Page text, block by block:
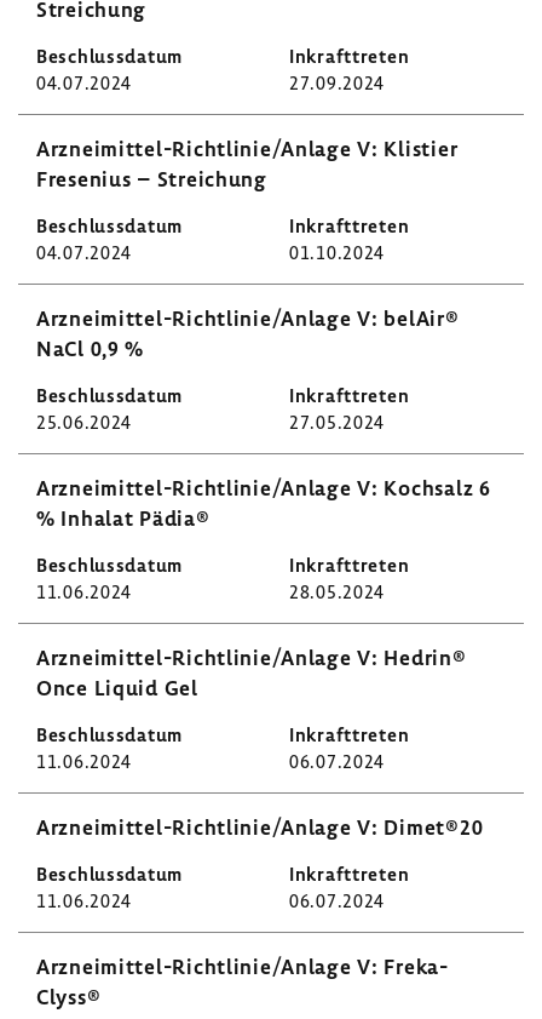
Strei­chung
04.07.2024 27.09.2024
Arzneimittel-​Richtlinie/Anlage V: Klis­tier
Frese­nius – Strei­chung
04.07.2024 01.10.2024
Arzneimittel-​Richtlinie/Anlage V: belAir®
NaCl 0,9 %
25.06.2024 27.05.2024
Arzneimittel-​Richtlinie/Anlage V: Koch­salz 6
% Inhalat Pädia®
11.06.2024 28.05.2024
Arzneimittel-​Richtlinie/Anlage V: Hedrin®
Once Liquid Gel
11.06.2024 06.07.2024
Arzneimittel-​Richtlinie/Anlage V: Dimet®20
11.06.2024 06.07.2024
Arzneimittel-​Richtlinie/Anlage V: Freka-​
Clyss®